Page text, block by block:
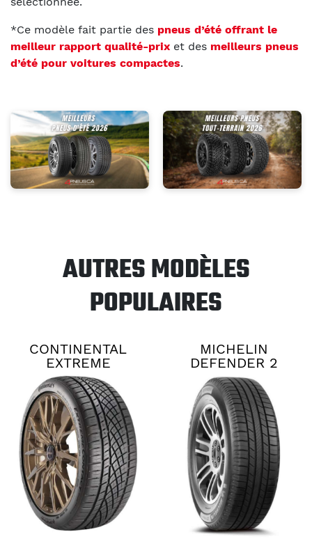
*Ce modèle fait partie des pneus d’été offrant le
meilleur rapport qualité-prix et des meilleurs pneus
d’été pour voitures compactes.
AUTRES MODÈLES
POPULAIRES
CONTINENTAL
EXTREME
CONTACT DWS06
PLUS
MICHELIN
DEFENDER 2